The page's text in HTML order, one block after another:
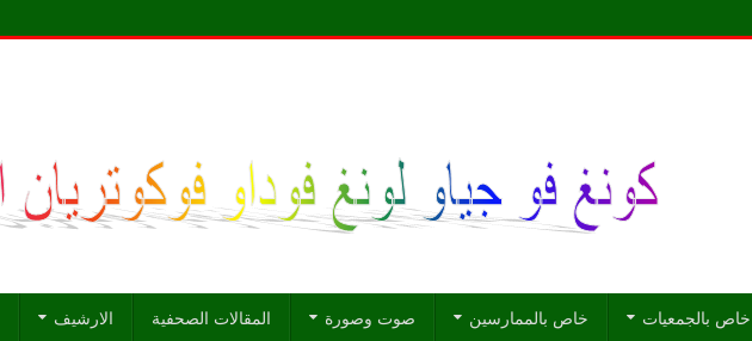
خاص بالجمعيات خاص بالممارسين صوت وصورة المقالات الصحفية الارشيف